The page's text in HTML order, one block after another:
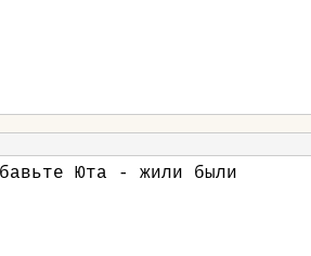
Юта - жили были